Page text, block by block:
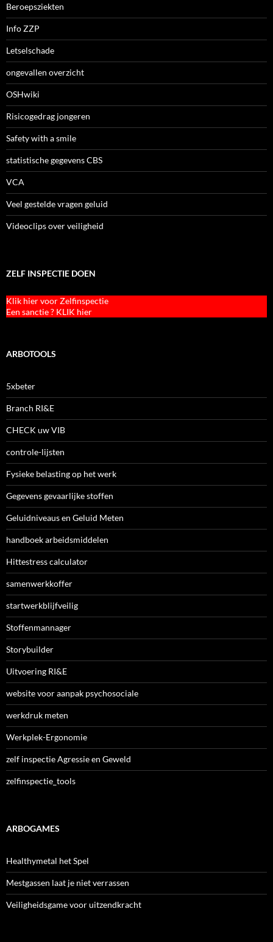
Beroepsziekten
Info ZZP
Letselschade
ongevallen overzicht
OSHwiki
Risicogedrag jongeren
Safety with a smile
statistische gegevens CBS
VCA
Veel gestelde vragen geluid
Videoclips over veiligheid
ZELF INSPECTIE DOEN
Klik hier voor Zelfinspectie
Een sanctie ? KLIK hier
ARBOTOOLS
5xbeter
Branch RI&E
CHECK uw VIB
controle-lijsten
Fysieke belasting op het werk
Gegevens gevaarlijke stoffen
Geluidniveaus en Geluid Meten
handboek arbeidsmiddelen
Hittestress calculator
samenwerkkoffer
startwerkblijfveilig
Stoffenmannager
Storybuilder
Uitvoering RI&E
website voor aanpak psychosociale
werkdruk meten
Werkplek-Ergonomie
zelf inspectie Agressie en Geweld
zelfinspectie_tools
ARBOGAMES
Healthymetal het Spel
Mestgassen laat je niet verrassen
Veiligheidsgame voor uitzendkracht